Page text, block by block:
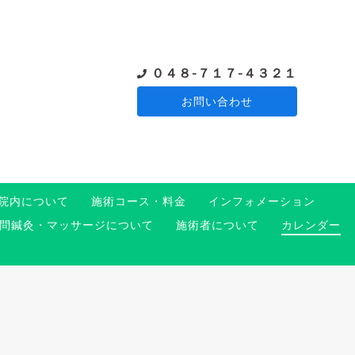
０４８-７１７-４３２１
お問い合わせ
内について 施術コース・料金
インフォメーション
問鍼灸・マッサージについて 施術者について
カレンダー